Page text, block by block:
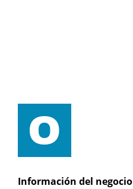
Información del negocio